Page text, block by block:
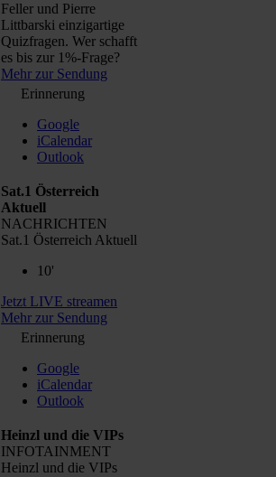
Feller und Pierre
Littbarski einzigartige
Quizfragen. Wer schafft
es bis zur 1%-Frage?
Mehr zur Sendung
Erinnerung
Google
iCalendar
Outlook
Sat.1 Österreich
Aktuell
NACHRICHTEN
Sat.1 Österreich Aktuell
10'
Jetzt LIVE streamen
Mehr zur Sendung
Erinnerung
Google
iCalendar
Outlook
Heinzl und die VIPs
INFOTAINMENT
Heinzl und die VIPs